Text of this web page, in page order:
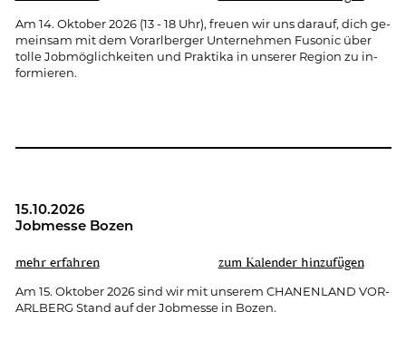
Am 14. Ok­to­ber 2026 (13 - 18 Uhr), freu­en wir uns dar­auf, dich ge­
mein­sam mit dem Vor­arl­ber­ger Un­ter­neh­men Fu­so­nic über
tolle Job­mög­lich­kei­ten und Prak­ti­ka in un­se­rer Re­gi­on zu in­
for­mie­ren.
15.10.2026
Job­mes­se Bozen
mehr er­fah­ren zum Ka­len­der hin­zu­fü­gen
Am 15. Ok­to­ber 2026 sind wir mit un­se­rem CHA­NEN­LAND VOR­
ARL­BERG Stand auf der Job­mes­se in Bozen.